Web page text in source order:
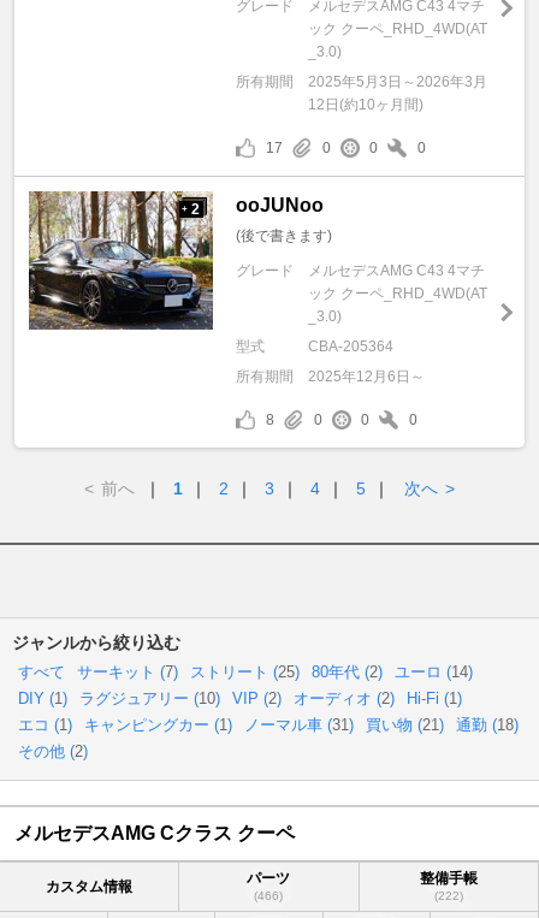
グレード
メルセデスAMG C43 4マチ
ック クーペ_RHD_4WD(AT
_3.0)
所有期間
2025年5月3日～2026年3月
12日(約10ヶ月間)
17 0 0 0
+ 2 ooJUNoo
(後で書きます)
グレード
メルセデスAMG C43 4マチ
ック クーペ_RHD_4WD(AT
_3.0)
型式
CBA-205364
所有期間
2025年12月6日～
8 0 0 0
< 前へ ｜ 1 ｜ 2 ｜ 3 ｜ 4 ｜ 5 ｜ 次へ >
ジャンルから絞り込む
すべて サーキット (7) ストリート (25) 80年代 (2) ユーロ (14)
DIY (1) ラグジュアリー (10) VIP (2) オーディオ (2) Hi-Fi (1)
エコ (1) キャンピングカー (1) ノーマル車 (31) 買い物 (21) 通勤 (18)
その他 (2)
メルセデスAMG Cクラス クーペ
カスタム情報 パーツ
(466)
整備手帳
(222)